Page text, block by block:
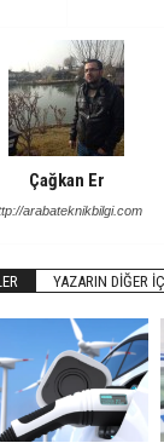
Çağkan Er
arabateknikbilgi.com
YAZARIN DIĞER